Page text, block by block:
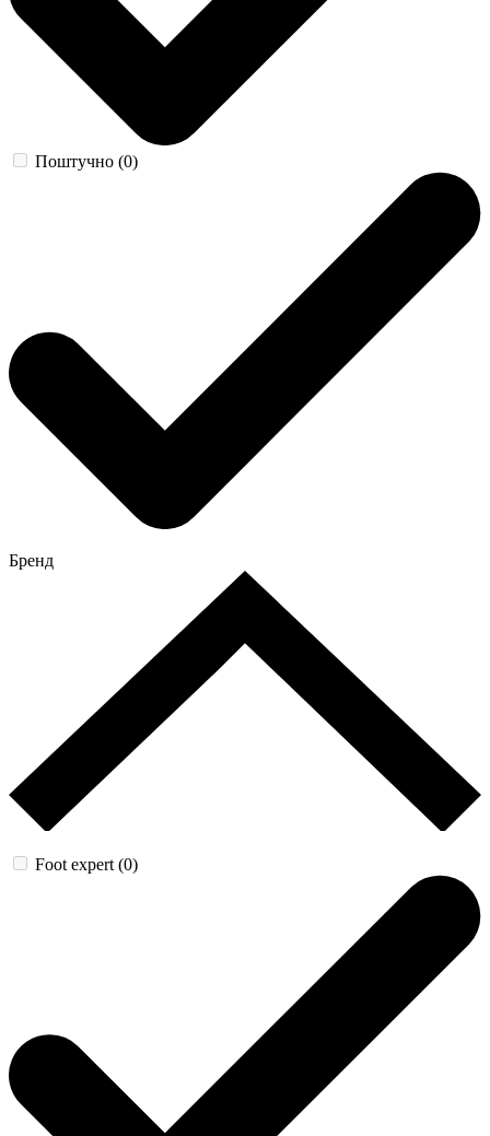
Поштучно (0)
Бренд
Foot expert (0)